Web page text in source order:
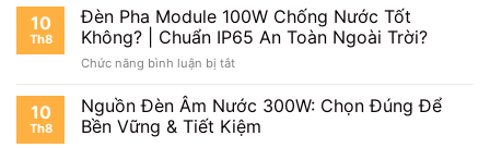
Sáng
Module
100W
Chuẩn
Chuyên
|
Tăng
Pha
Module
100W
IP66
Gì
Khác
Biệt?
10
Th8
Đèn Pha Module 100W Chống Nước Tốt
Không? | Chuẩn IP65 An Toàn Ngoài Trời?
Chức năng bình luận bị tắtở
Pha
Module
100W
10
Th8
Nguồn Đèn Âm Nước 300W: Chọn Đúng Để
Bền Vững & Tiết Kiệm